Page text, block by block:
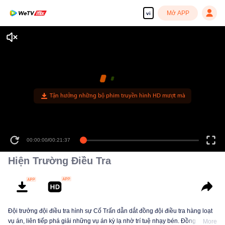
vi Mở APP
Tận hưởng những bộ phim truyền hình HD mượt mà
00:00:00/00:21:37
Hiện Trường Điều Tra
Đội trưởng đội điều tra hình sự Cố Trấn dẫn dắt đồng đội điều tra hàng loạt
vụ án, liên tiếp phá giải những vụ án kỳ lạ nhờ trí tuệ nhạy bén. Đồng thời,More